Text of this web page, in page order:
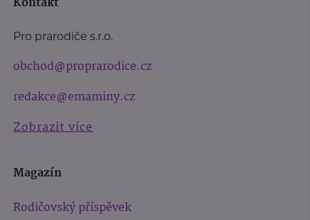
Pro prarodiče s.r.o.
obchod@proprarodice.cz
redakce@emaminy.cz
Zobrazit více
Magazín
Rodičovský příspěvek